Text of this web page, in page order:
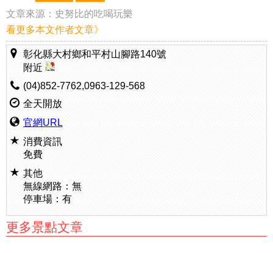
文章來源： 史努比的吃喝玩樂
看更多本文作者文章》
彰化縣大村鄉和平村山腳路140號
附近
(04)852-7762,0963-129-568
全天開放
官網URL
消費資訊
免費
其他
無線網路：無
停車場：有
更多景點文章